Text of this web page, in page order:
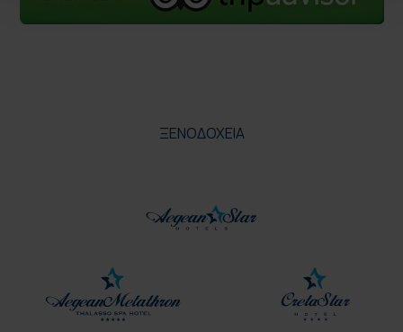
ΞΕΝΟΔΟΧΕΙΑ